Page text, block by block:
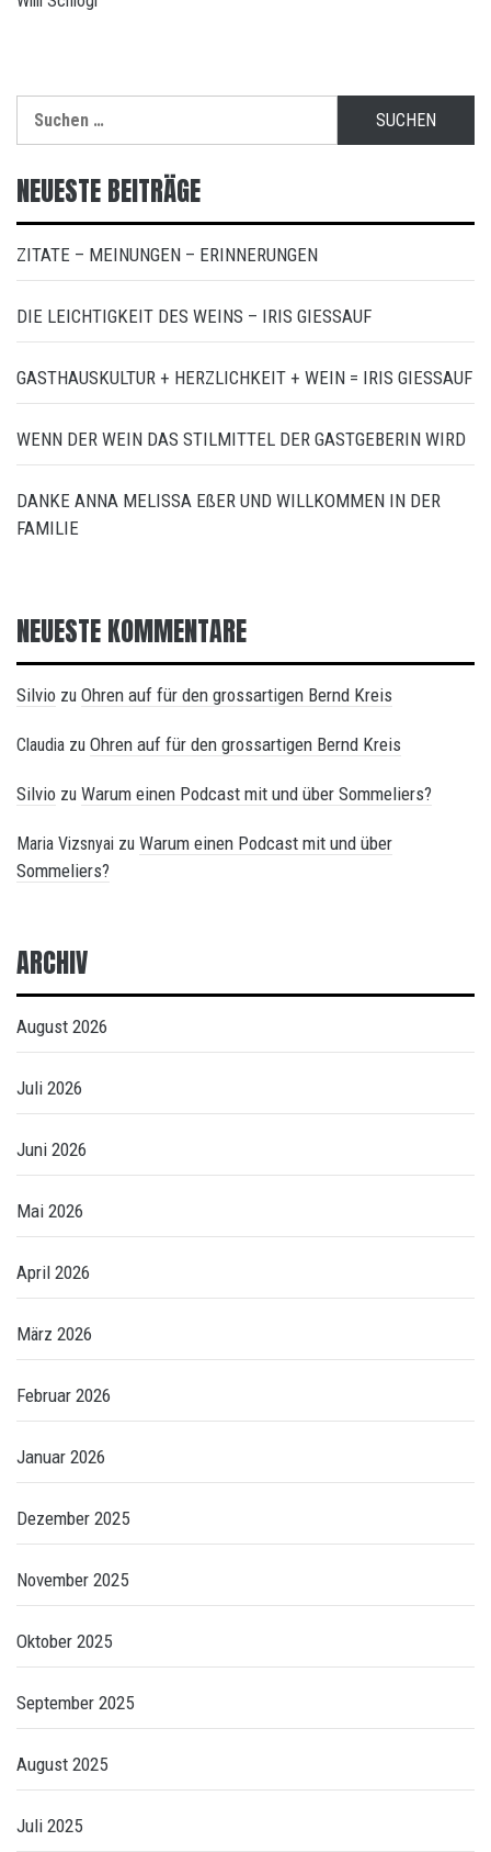
nach:
NEUESTE BEITRÄGE
ZITATE – MEINUNGEN – ERINNERUNGEN
DIE LEICHTIGKEIT DES WEINS – IRIS GIESSAUF
GASTHAUSKULTUR + HERZLICHKEIT + WEIN = IRIS GIESSAUF
WENN DER WEIN DAS STILMITTEL DER GASTGEBERIN WIRD
DANKE ANNA MELISSA EßER UND WILLKOMMEN IN DER
FAMILIE
NEUESTE KOMMENTARE
Silvio zu Ohren auf für den grossartigen Bernd Kreis
Claudia zu Ohren auf für den grossartigen Bernd Kreis
Silvio zu Warum einen Podcast mit und über Sommeliers?
Maria Vizsnyai zu Warum einen Podcast mit und über
Sommeliers?
ARCHIV
August 2026
Juli 2026
Juni 2026
Mai 2026
April 2026
März 2026
Februar 2026
Januar 2026
Dezember 2025
November 2025
Oktober 2025
September 2025
August 2025
Juli 2025